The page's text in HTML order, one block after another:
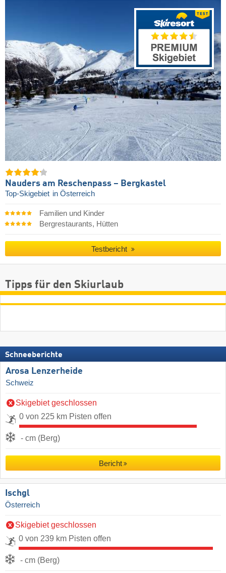
Nauders am Reschenpass – Bergkastel
Top-Skigebiet in Österreich
Familien und Kinder
Bergrestaurants, Hütten
Testbericht
Tipps für den Skiurlaub
Schneeberichte
Arosa Lenzerheide
Schweiz
Skigebiet geschlossen
0 von 225 km Pisten offen
- cm (Berg)
Bericht
Ischgl
Österreich
Skigebiet geschlossen
0 von 239 km Pisten offen
- cm (Berg)